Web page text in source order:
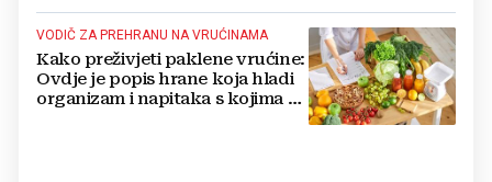
VODIČ ZA PREHRANU NA VRUĆINAMA
Kako preživjeti paklene vrućine:
Ovdje je popis hrane koja hladi
organizam i napitaka s kojima si